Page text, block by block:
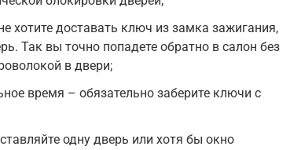
доставать ключ из замка зажигания,
Так вы точно попадете обратно в салон без
в двери;
время – обязательно заберите ключи с
одну дверь или хотя бы окно